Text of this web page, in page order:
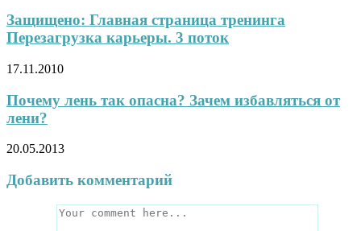
Защищено: Главная страница тренинга
Перезагрузка карьеры. 3 поток
17.11.2010
Почему лень так опасна? Зачем избавляться от
лени?
20.05.2013
Добавить комментарий